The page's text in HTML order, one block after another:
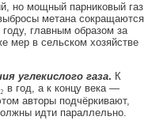
но мощный парниковый газ
метана сокращаются
главным образом за
мер в сельском хозяйстве
углекислого газа. К
₂ в год, а к концу века —
авторы подчёркивают,
идти параллельно.